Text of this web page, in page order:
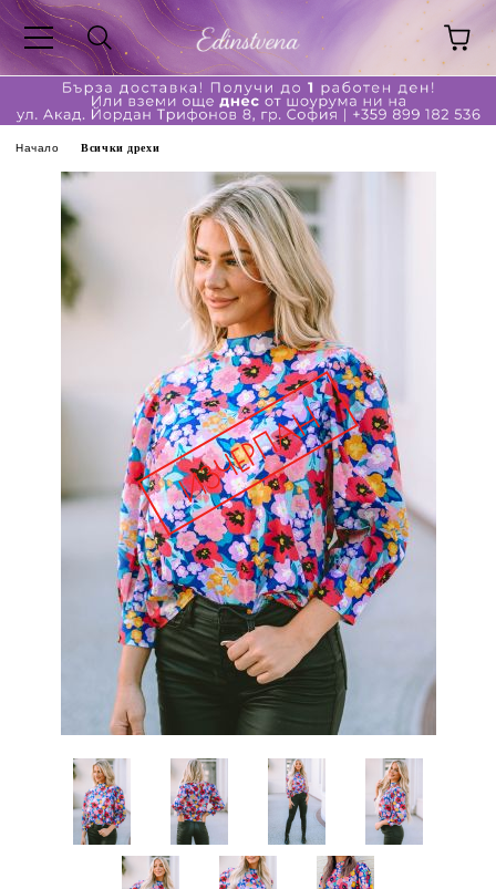
Начало Всички дрехи